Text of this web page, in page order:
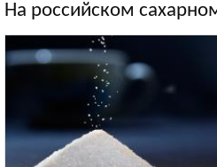
На российском